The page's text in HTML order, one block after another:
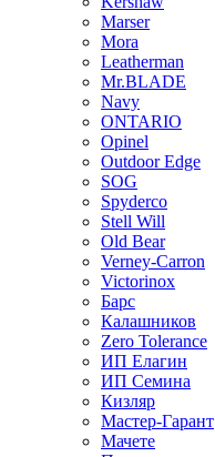
Marser
Mora
Leatherman
Mr.BLADE
Navy
ONTARIO
Opinel
Outdoor Edge
SOG
Spyderco
Stell Will
Old Bear
Verney-Carron
Victorinox
Барс
Калашников
Zero Tolerance
ИП Елагин
ИП Семина
Кизляр
Мастер-Гарант
Мачете